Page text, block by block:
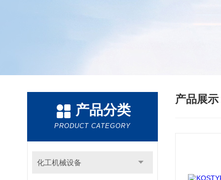
产品分类
PRODUCT CATEGORY
化工机械设备
产品展示